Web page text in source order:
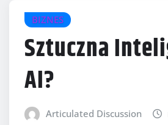
BIZNES
Sztuczna
AI?
Articulated Discussion